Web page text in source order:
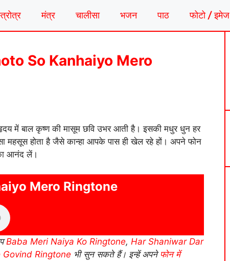
मंत्र चालीसा भजन पाठ फोटो / इमेज
So Kanhaiyo Mero
में बाल कृष्ण की मासूम छवि उभर आती है। इसकी मधुर धुन हर
होता है जैसे कान्हा आपके पास ही खेल रहे हों। अपने फोन
आनंद लें।
Mero Ringtone
Baba Meri Naiya Ko Ringtone, Har Shaniwar Dar
Ringtone भी सुन सकते हैं। इन्हें अपने फोन में